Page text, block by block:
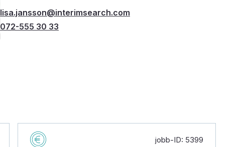
lisa.jansson@interimsearch.com
072-555 30 33
jobb-ID: 5399